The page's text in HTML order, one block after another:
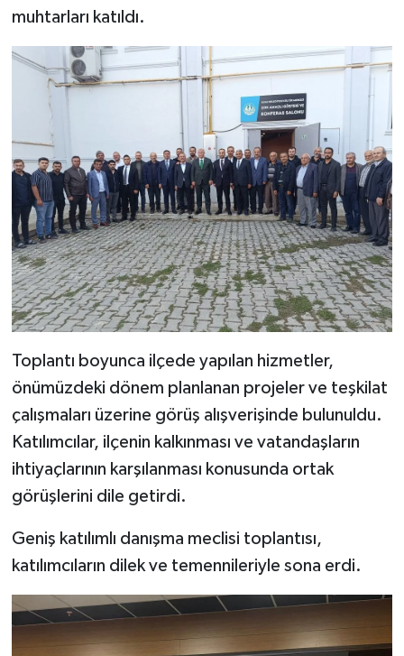
muhtarları katıldı.
Toplantı boyunca ilçede yapılan hizmetler,
önümüzdeki dönem planlanan projeler ve teşkilat
çalışmaları üzerine görüş alışverişinde bulunuldu.
Katılımcılar, ilçenin kalkınması ve vatandaşların
ihtiyaçlarının karşılanması konusunda ortak
görüşlerini dile getirdi.
Geniş katılımlı danışma meclisi toplantısı,
katılımcıların dilek ve temennileriyle sona erdi.